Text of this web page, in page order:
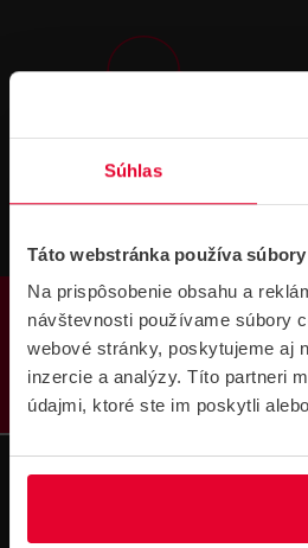
Súhlas
Táto webstránka používa
Na prispôsobenie obsahu a
návštevnosti používame súbory
webové stránky, poskytujeme aj
inzercie a analýzy. Títo partneri
údajmi, ktoré ste im poskytli
PRODUKTY
Súbory
na